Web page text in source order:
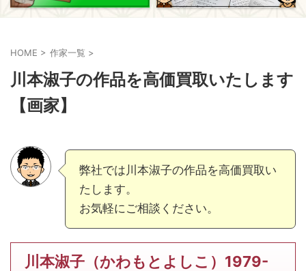
HOME > 作家一覧 >
川本淑子の作品を高価買取いたします
【画家】
弊社では川本淑子の作品を高価買取い
たします。
お気軽にご相談ください。
川本淑子（かわもとよしこ）1979-